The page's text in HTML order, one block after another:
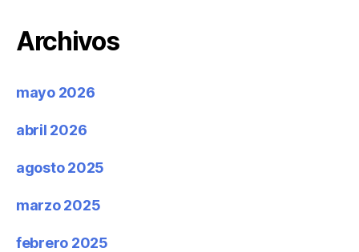
Archivos
mayo 2026
abril 2026
agosto 2025
marzo 2025
febrero 2025